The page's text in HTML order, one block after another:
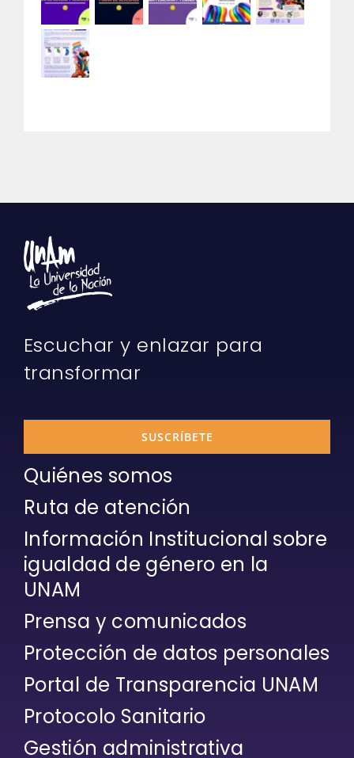
Escuchar y enlazar para
transformar
SUSCRÍBETE
Quiénes somos
Ruta de atención
Información Institucional sobre
igualdad de género en la
UNAM
Prensa y comunicados
Protección de datos personales
Portal de Transparencia UNAM
Protocolo Sanitario
Gestión administrativa